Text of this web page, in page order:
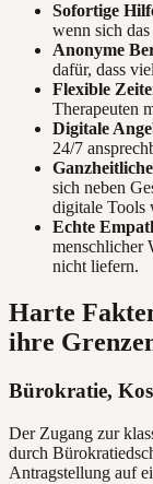
Sofortige
wenn sich
Anonyme
dafür, dass
Flexible
Therapeuten
Digitale
24/7
sich neben
digitale Tools
Echte
menschlicher
nicht liefern.
Harte
ihre
Bürokratie,
Der Zugang zur
durch
Antragstellung auf